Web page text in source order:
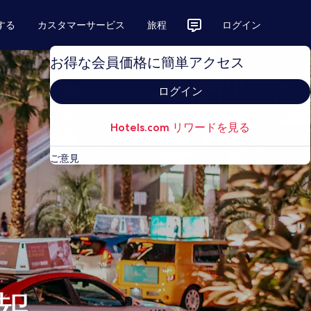
る カスタマーサービス 旅程 ログイン
お得な会員価格に簡単アクセス
ログイン
Hotels.com リワードを見る
ご意見